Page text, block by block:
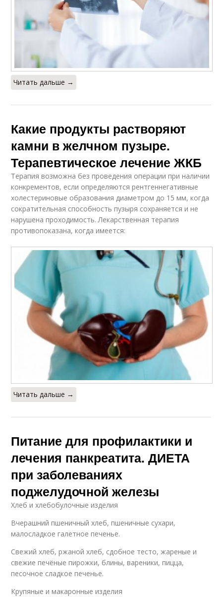
Читать дальше →
Какие продукты растворяют
камни в желчном пузыре.
Терапевтическое лечение ЖКБ
Терапия возможна без проведения операции при наличии
конкрементов, если определяются рентгеннегативные
холестериновые образования диаметром до 15 мм, когда
сократительная способность пузыря сохраняется и не
нарушена проходимость. Лекарственная терапия
противопоказана, когда имеется:
Читать дальше →
Питание для профилактики и
лечения панкреатита. ДИЕТА
при заболеваниях
поджелудочной железы
Хлеб и хлебобулочные изделия
Вчерашний пшеничный хлеб, пшеничные сухари,
малосладкое галетное печенье.
Свежий хлеб, ржаной хлеб, сдобное тесто, жареные и
свежие печёные пирожки, блины, вареники, пицца,
песочное сладкое печенье.
Крупяные и макаронные изделия